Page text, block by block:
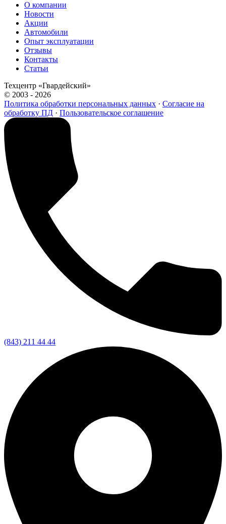
О компании
Новости
Акции
Автомобили
Опыт эксплуатации
Отзывы
Контакты
Статьи
Техцентр «Гвардейский»
© 2003 - 2026
Политика обработки персональных данных · Согласие на
обработку ПД · Пользовательское соглашение
(843) 211 44 44